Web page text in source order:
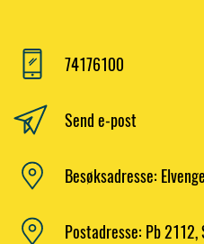
74176100
Send e-post
Besøksadresse:
Postadresse: Pb